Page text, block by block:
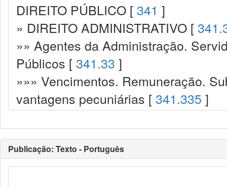
DIREITO PÚBLICO [ 341 ]
» DIREITO ADMINISTRATIVO [
»» Agentes da Administração.
Públicos [ 341.33 ]
»»» Vencimentos. Remuneração.
vantagens pecuniárias [ 341.335 ]
Publicação: Texto - Português